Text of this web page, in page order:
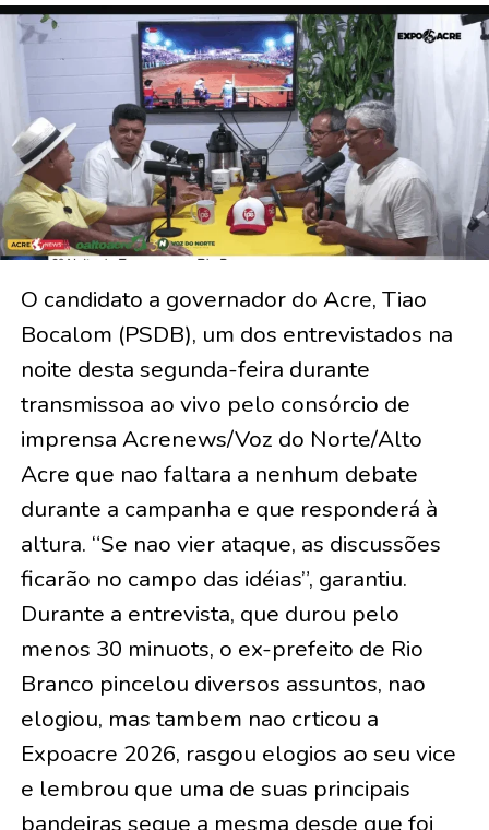
O candidato a governador do Acre, Tiao
Bocalom (PSDB), um dos entrevistados na
noite desta segunda-feira durante
transmissoa ao vivo pelo consórcio de
imprensa Acrenews/Voz do Norte/Alto
Acre que nao faltara a nenhum debate
durante a campanha e que responderá à
altura. “Se nao vier ataque, as discussões
ficarão no campo das idéias”, garantiu.
Durante a entrevista, que durou pelo
menos 30 minuots, o ex-prefeito de Rio
Branco pincelou diversos assuntos, nao
elogiou, mas tambem nao crticou a
Expoacre 2026, rasgou elogios ao seu vice
e lembrou que uma de suas principais
bandeiras segue a mesma desde que foi